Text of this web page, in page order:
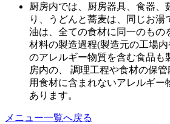
厨房内では、厨房器具、食器、
り、うどんと蕎麦は、同じお湯
油は、全ての食材に同一のもの
材料の製造過程(製造元の工場
のアレルギー物質を含む食品も
房内の、 調理工程や食材の保
用食材に含まれないアレルギー
あります。
メニュー一覧へ戻る